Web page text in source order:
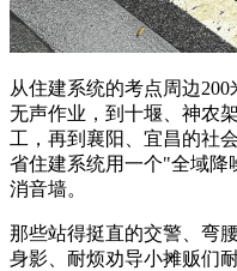
从住建系统的考点周边
无声作业，到十堰、神农
工，再到襄阳、宜昌的社
省住建系统用一个"全域降
消音墙。
那些站得挺直的交警、弯
身影、耐烦劝导小摊贩们